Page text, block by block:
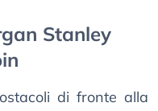
Stanley
di fronte alla